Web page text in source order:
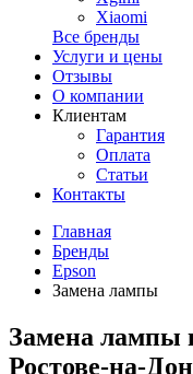
Xiaomi
Все бренды
Услуги и цены
Отзывы
О компании
Клиентам
Гарантия
Оплата
Статьи
Контакты
Главная
Бренды
Epson
Замена лампы
Замена лампы
Ростове-на-